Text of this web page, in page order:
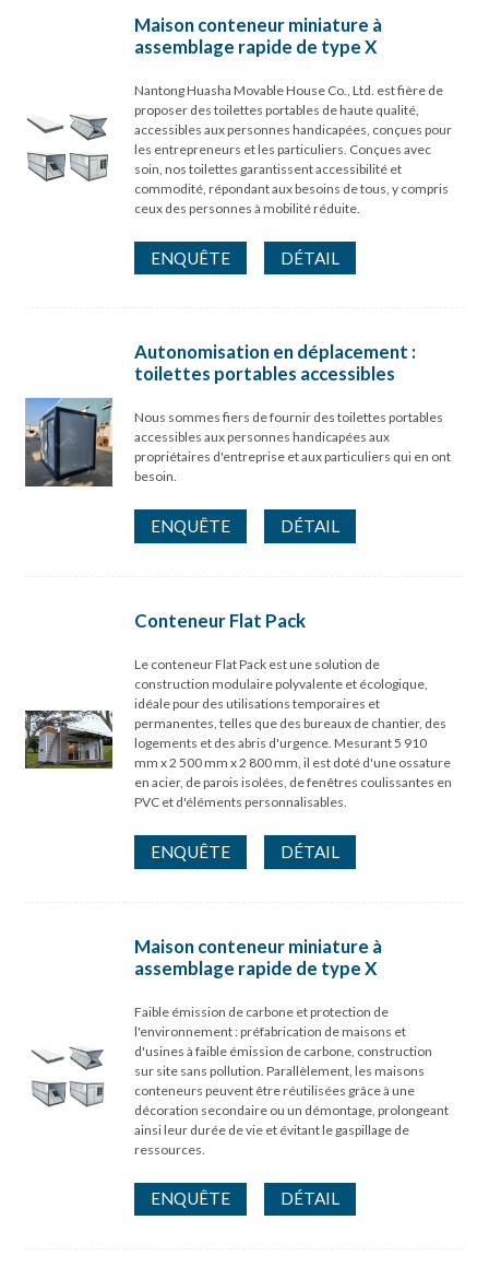
Maison conteneur miniature à
assemblage rapide de type X
Nantong Huasha Movable House Co., Ltd. est fière de
proposer des toilettes portables de haute qualité,
accessibles aux personnes handicapées, conçues pour
les entrepreneurs et les particuliers. Conçues avec
soin, nos toilettes garantissent accessibilité et
commodité, répondant aux besoins de tous, y compris
ceux des personnes à mobilité réduite.
ENQUÊTE DÉTAIL
Autonomisation en déplacement :
toilettes portables accessibles
Nous sommes fiers de fournir des toilettes portables
accessibles aux personnes handicapées aux
propriétaires d'entreprise et aux particuliers qui en ont
besoin.
ENQUÊTE DÉTAIL
Conteneur Flat Pack
Le conteneur Flat Pack est une solution de
construction modulaire polyvalente et écologique,
idéale pour des utilisations temporaires et
permanentes, telles que des bureaux de chantier, des
logements et des abris d'urgence. Mesurant 5 910
mm x 2 500 mm x 2 800 mm, il est doté d'une ossature
en acier, de parois isolées, de fenêtres coulissantes en
PVC et d'éléments personnalisables.
ENQUÊTE DÉTAIL
Maison conteneur miniature à
assemblage rapide de type X
Faible émission de carbone et protection de
l'environnement : préfabrication de maisons et
d'usines à faible émission de carbone, construction
sur site sans pollution. Parallèlement, les maisons
conteneurs peuvent être réutilisées grâce à une
décoration secondaire ou un démontage, prolongeant
ainsi leur durée de vie et évitant le gaspillage de
ressources.
ENQUÊTE DÉTAIL